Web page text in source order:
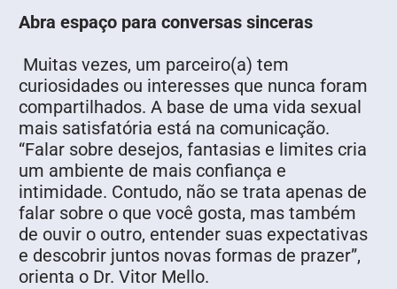
Abra espaço para conversas sinceras
Muitas vezes, um parceiro(a) tem
curiosidades ou interesses que nunca foram
compartilhados. A base de uma vida sexual
mais satisfatória está na comunicação.
“Falar sobre desejos, fantasias e limites cria
um ambiente de mais confiança e
intimidade. Contudo, não se trata apenas de
falar sobre o que você gosta, mas também
de ouvir o outro, entender suas expectativas
e descobrir juntos novas formas de prazer”,
orienta o Dr. Vitor Mello.